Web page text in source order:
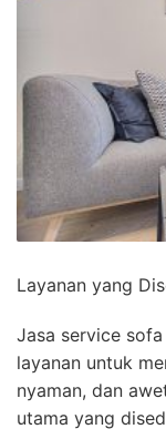
Layanan yang
Jasa service
layanan untuk
nyaman, dan
utama yang